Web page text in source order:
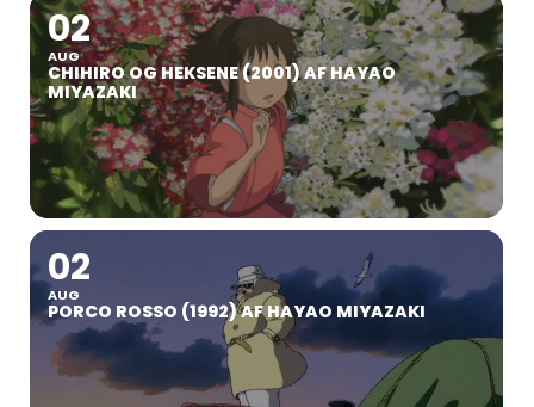
02
AUG
CHIHIRO OG HEKSENE (2001) AF HAYAO
MIYAZAKI
02
AUG
PORCO ROSSO (1992) AF HAYAO MIYAZAKI